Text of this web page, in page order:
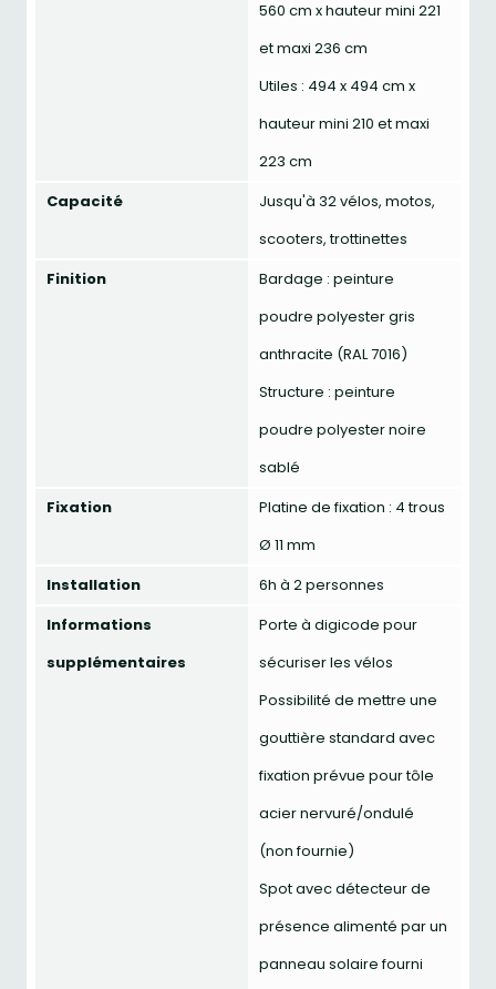
560 cm x hauteur mini 221
et maxi 236 cm
Utiles : 494 x 494 cm x
hauteur mini 210 et maxi
223 cm
Capacité
Jusqu'à 32 vélos, motos,
scooters, trottinettes
Finition
Bardage : peinture
poudre polyester gris
anthracite (RAL 7016)
Structure : peinture
poudre polyester noire
sablé
Fixation
Platine de fixation : 4 trous
Ø 11 mm
Installation
6h à 2 personnes
Informations
supplémentaires
Porte à digicode pour
sécuriser les vélos
Possibilité de mettre une
gouttière standard avec
fixation prévue pour tôle
acier nervuré/ondulé
(non fournie)
Spot avec détecteur de
présence alimenté par un
panneau solaire fourni